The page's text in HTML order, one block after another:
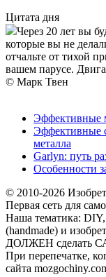
Цитата дня
Через 20 лет вы
которые вы не
отчальте от тихой
вашем парусе.
© Марк Твен
Эффективные
Эффективные
металла
Garlyn: путь
Особенности
© 2010-2026
Первая сеть для
Наша тематика: DIY,
(handmade) и
ДОЛЖЕН сделать
При перепечатке,
сайта